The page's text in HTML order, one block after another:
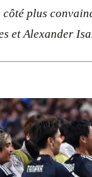
côté plus
et Alexander